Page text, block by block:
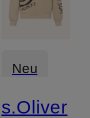
Neu
s.Oliver